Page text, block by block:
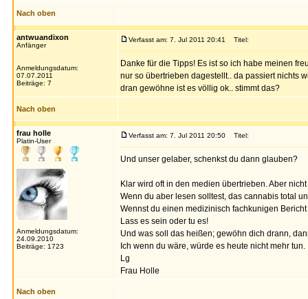
Nach oben
antwuandixon
Anfänger
Anmeldungsdatum:
07.07.2011
Beiträge: 7
Verfasst am: 7. Jul 2011 20:41 Titel:
Danke für die Tipps! Es ist so ich habe meinen
nur so übertrieben dagestellt.. da passiert nichts
dran gewöhne ist es völlig ok.. stimmt das?
Nach oben
frau holle
Platin-User
Anmeldungsdatum:
24.09.2010
Beiträge: 1723
Verfasst am: 7. Jul 2011 20:50 Titel:
Und unser gelaber, schenkst du dann glauben?
Klar wird oft in den medien übertrieben. Aber
Wenn du aber lesen solltest, das cannabis total
Wennst du einen medizinisch fachkunigen
Lass es sein oder tu es!
Und was soll das heißen; gewöhn dich drann,
Ich wenn du wäre, würde es heute nicht mehr tun.
Lg
Frau Holle
Nach oben